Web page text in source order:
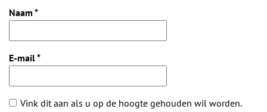
Naam *
E-mail*
Vink dit aan als u op de hoogte gehouden wil worden.